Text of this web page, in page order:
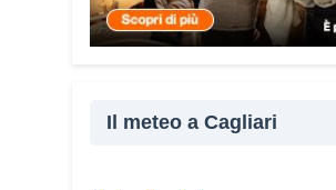
Il meteo a Cagliari